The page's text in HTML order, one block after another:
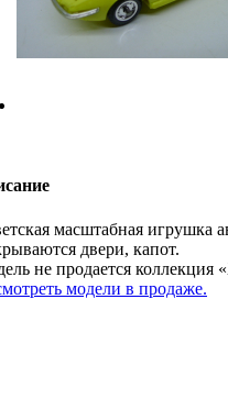
масштабная игрушка
двери, капот.
не продается
модели в продаже.